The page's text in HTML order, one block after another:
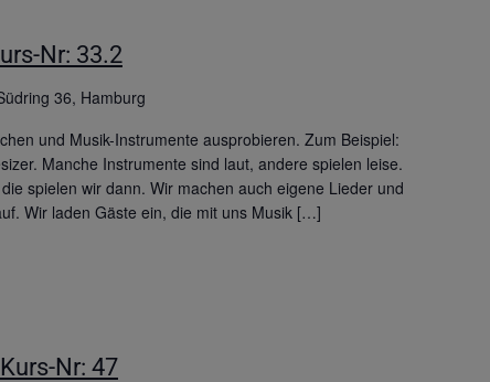
Nr: 33.2
36, Hamburg
und Musik-Instrumente ausprobieren. Zum Beispiel:
Manche Instrumente sind laut, andere spielen leise.
spielen wir dann. Wir machen auch eigene Lieder und
Wir laden Gäste ein, die mit uns Musik […]
Nr: 47